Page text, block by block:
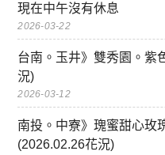
現在中午沒有休息
2026-03-22
台南。玉井》雙秀園。紫
況)
2026-03-12
南投。中寮》瑰蜜甜心玫
(2026.02.26花況)